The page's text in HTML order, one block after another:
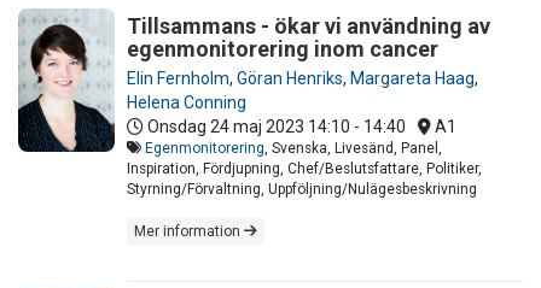
Tillsammans - ökar vi användning av
egenmonitorering inom cancer
Elin Fernholm, Göran Henriks, Margareta Haag,
Helena Conning
Onsdag 24 maj 2023 14:10 - 14:40 A1
Egenmonitorering , Svenska, Livesänd, Panel,
Inspiration, Fördjupning, Chef/Beslutsfattare, Politiker,
Styrning/Förvaltning, Uppföljning/Nulägesbeskrivning
Mer information